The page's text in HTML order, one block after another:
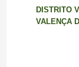
DISTRITO
VALENÇA